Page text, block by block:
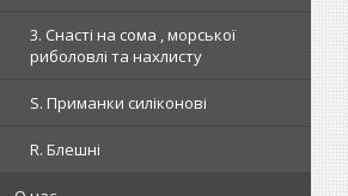
3. Снасті на сома , морської
риболовлі та нахлисту
S. Приманки силіконові
R. Блешні